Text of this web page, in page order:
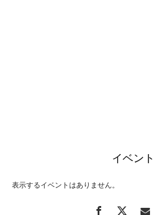
イベント
表示するイベントはありません。